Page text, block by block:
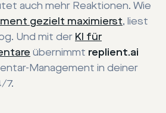
auch mehr Reaktionen. Wie
gezielt maximierst, liest
Und mit der KI für
übernimmt replient.ai
Management in deiner
7.